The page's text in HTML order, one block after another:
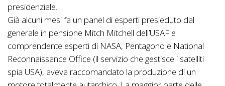
presidenziale.
Già alcuni mesi fa un panel di esperti presieduto dal
generale in pensione Mitch Mitchell dell’USAF e
comprendente esperti di NASA, Pentagono e National
Reconnaissance Office (il servizio che gestisce i satelliti
spia USA), aveva raccomandato la produzione di un